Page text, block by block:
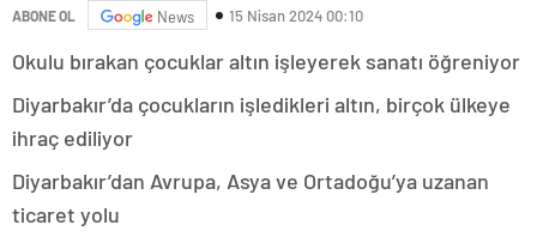
ABONE OL News 15 Nisan 2024 00:10
Okulu bırakan çocuklar altın işleyerek sanatı öğreniyor
Diyarbakır’da çocukların işledikleri altın, birçok ülkeye
ihraç ediliyor
Diyarbakır’dan Avrupa, Asya ve Ortadoğu’ya uzanan
ticaret yolu